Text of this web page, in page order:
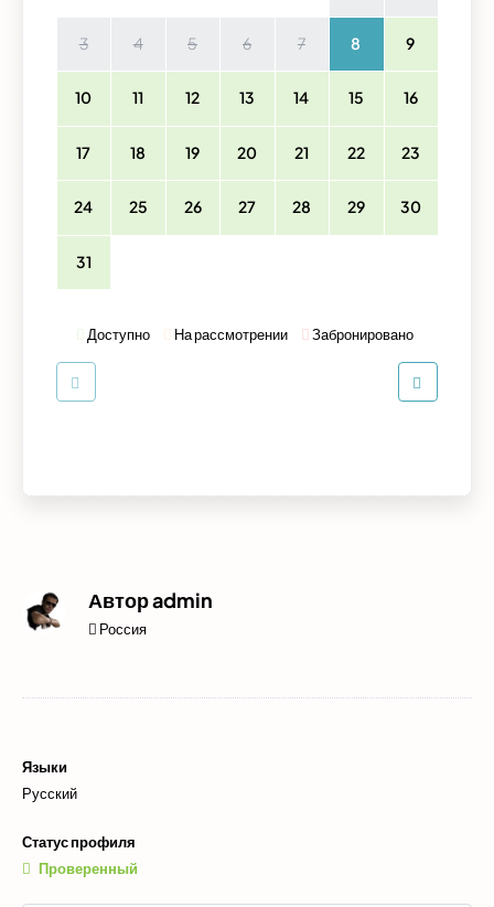
3 4 5 6 7 8 9
10 11 12 13 14 15 16
17 18 19 20 21 22 23
24 25 26 27 28 29 30
31
Доступно На рассмотрении Забронировано
Авторadmin
Россия
Языки
Русский
Статус профиля
Проверенный